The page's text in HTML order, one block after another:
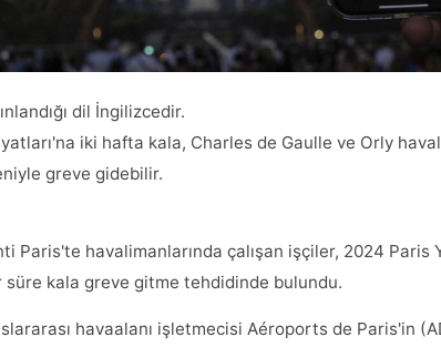
dil İngilizcedir.
iki hafta kala, Charles de Gaulle ve Orly
greve gidebilir.
Paris'te havalimanlarında çalışan işçiler, 2024 Paris
kala greve gitme tehdidinde bulundu.
havaalanı işletmecisi Aéroports de Paris'in